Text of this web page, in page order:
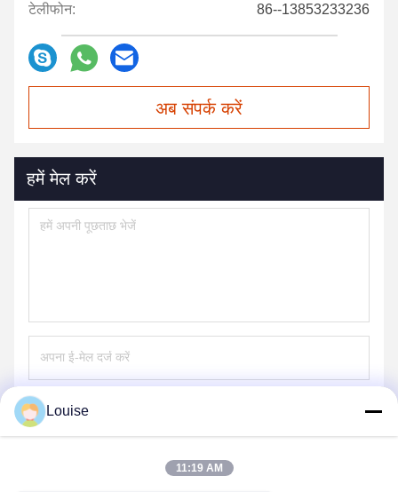
टेलीफोन: 86--13853233236
अब संपर्क करें
हमें मेल करें
Louise
11:19 AM